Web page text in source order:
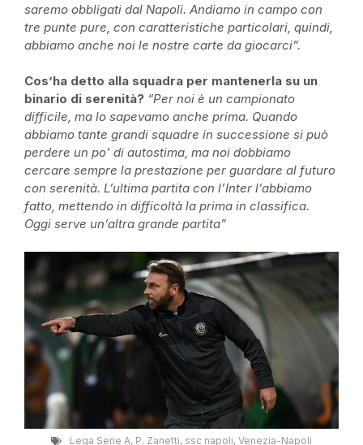
saremo obbligati dal Napoli. Andiamo in campo con
tre punte pure, con caratteristiche particolari, quindi,
abbiamo anche noi le nostre carte da giocarci”.
Cos’ha detto alla squadra per mantenerla su un
binario di serenità? “Per noi è un campionato
difficile, ma lo sapevamo anche prima. Quando
abbiamo tante grandi squadre in successione si può
perdere un po’ di autostima, ma noi dobbiamo
cercare sempre la prestazione per guardare al futuro
con serenità. L’ultima partita con l’Inter l’abbiamo
fatto, mettendo in difficoltà la prima in classifica.
Oggi serve un’altra grande partita”
Lega Serie A, P. Zanetti, ssc napoli, Venezia-Napoli